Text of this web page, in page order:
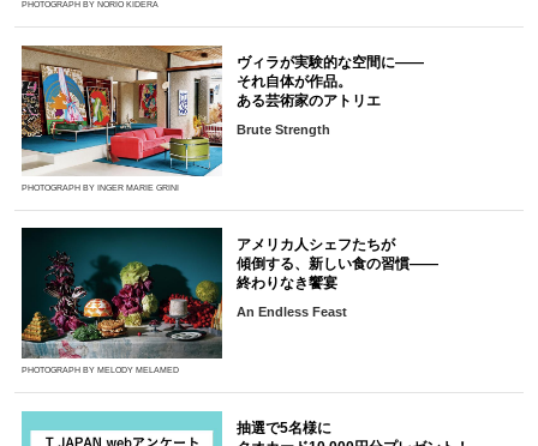
PHOTOGRAPH BY NORIO KIDERA
PHOTOGRAPH BY INGER MARIE GRINI
ヴィラが実験的な空間に――
それ自体が作品。
ある芸術家のアトリエ
Brute Strength
PHOTOGRAPH BY MELODY MELAMED
アメリカ人シェフたちが
傾倒する、新しい食の習慣――
終わりなき饗宴
An Endless Feast
抽選で5名様に